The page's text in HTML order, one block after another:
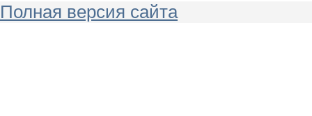
Полная версия сайта